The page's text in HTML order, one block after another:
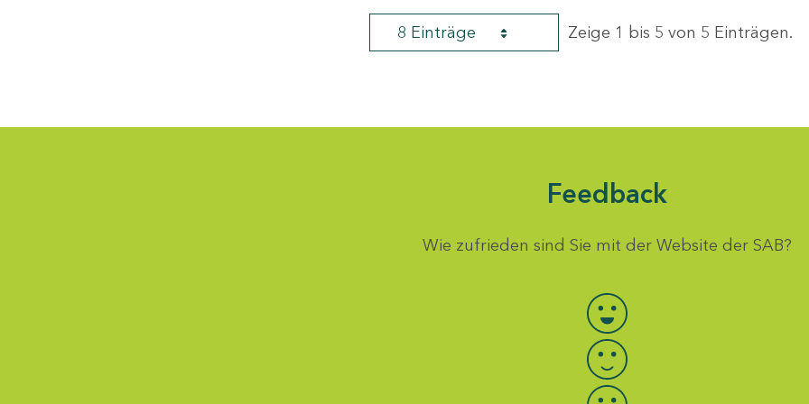
8 Einträge Zeige 1 bis 5 von 5 Einträgen.
Feedback
Wie zufrieden sind Sie mit der Website der SAB?
Bewertung auswählen